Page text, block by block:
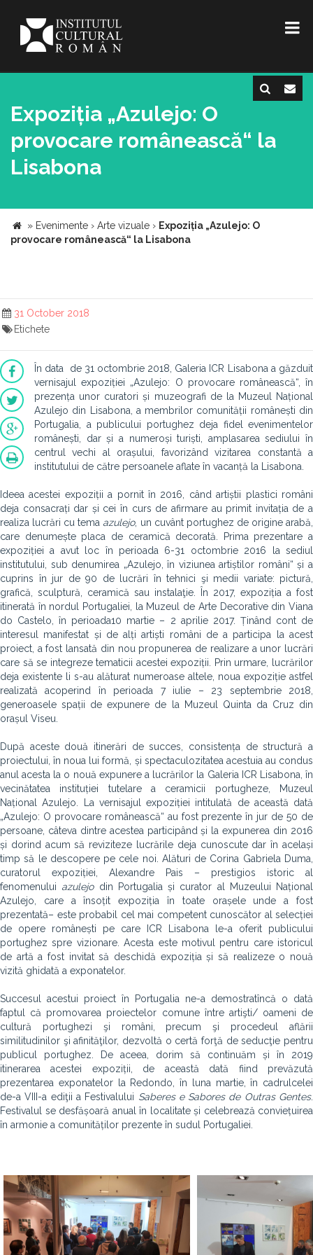
Expoziția „Azulejo: O
provocare românească“ la
Lisabona
» Evenimente › Arte vizuale › Expoziția „Azulejo: O
provocare românească“ la Lisabona
31 October 2018
Etichete
În data de 31 octombrie 2018, Galeria ICR Lisabona a găzduit
vernisajul expoziției „Azulejo: O provocare românească“, în
prezența unor curatori și muzeografi de la Muzeul Național
Azulejo din Lisabona, a membrilor comunității românești din
Portugalia, a publicului portughez deja fidel evenimentelor
românești, dar și a numeroși turiști, amplasarea sediului în
centrul vechi al orașului, favorizând vizitarea constantă a
institutului de către persoanele aflate în vacanță la Lisabona.
Ideea acestei expoziții a pornit în 2016, când artiștii plastici români
deja consacrați dar și cei în curs de afirmare au primit invitația de a
realiza lucrări cu tema azulejo, un cuvânt portughez de origine arabă,
care denumește placa de ceramică decorată. Prima prezentare a
expoziției a avut loc în perioada 6-31 octombrie 2016 la sediul
institutului, sub denumirea „Azulejo, în viziunea artiștilor români“ și a
cuprins în jur de 90 de lucrări în tehnici şi medii variate: pictură,
grafică, sculptură, ceramică sau instalaţie. În 2017, expoziția a fost
itinerată în nordul Portugaliei, la Muzeul de Arte Decorative din Viana
do Castelo, în perioada10 martie – 2 aprilie 2017. Ținând cont de
interesul manifestat și de alți artiști români de a participa la acest
proiect, a fost lansată din nou propunerea de realizare a unor lucrări
care să se integreze tematicii acestei expoziții. Prin urmare, lucrărilor
deja existente li s-au alăturat numeroase altele, noua expoziție astfel
realizată acoperind în perioada 7 iulie – 23 septembrie 2018,
generoasele spații de expunere de la Muzeul Quinta da Cruz din
orașul Viseu.
După aceste două itinerări de succes, consistența de structură a
proiectului, în noua lui formă, și spectaculozitatea acestuia au condus
anul acesta la o nouă expunere a lucrărilor la Galeria ICR Lisabona, în
vecinătatea instituției tutelare a ceramicii portugheze, Muzeul
Național Azulejo. La vernisajul expoziției intitulată de această dată
„Azulejo: O provocare românească“ au fost prezente în jur de 50 de
persoane, câteva dintre acestea participând și la expunerea din 2016
și dorind acum să reviziteze lucrările deja cunoscute dar în același
timp să le descopere pe cele noi. Alături de Corina Gabriela Duma,
curatorul expoziției, Alexandre Pais – prestigios istoric al
fenomenului azulejodin Portugalia și curator al Muzeului Național
Azulejo, care a însoțit expoziția în toate orașele unde a fost
prezentată– este probabil cel mai competent cunoscător al selecției
de opere românești pe care ICR Lisabona le-a oferit publicului
portughez spre vizionare. Acesta este motivul pentru care istoricul
de artă a fost invitat să deschidă expoziția și să realizeze o nouă
vizită ghidată a exponatelor.
Succesul acestui proiect în Portugalia ne-a demostratîncă o dată
faptul că promovarea proiectelor comune între artişti/ oameni de
cultură portughezi şi români, precum şi procedeul aflării
similitudinilor şi afinităţilor, dezvoltă o certă forţă de seducţie pentru
publicul portughez. De aceea, dorim să continuăm și în 2019
itinerarea acestei expoziții, de această dată fiind prevăzută
prezentarea exponatelor la Redondo, în luna martie, în cadrulcelei
de-a VIII-a ediţii a Festivalului Saberes e Sabores de Outras Gentes.
Festivalul se desfășoară anual în localitate și celebrează conviețuirea
în armonie a comunităților prezente în sudul Portugaliei.